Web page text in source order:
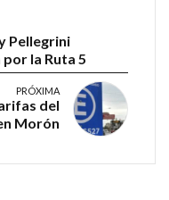
Pellegrini
la Ruta 5
PRÓXIMA
del
Morón